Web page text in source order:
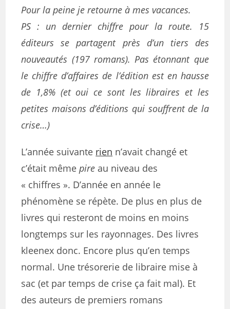
Pour la peine je retourne à mes vacances.
PS : un dernier chiffre pour la route. 15
éditeurs se partagent près d’un tiers des
nouveautés (197 romans). Pas étonnant que
le chiffre d’affaires de l’édition est en hausse
de 1,8% (et oui ce sont les libraires et les
petites maisons d’éditions qui souffrent de la
crise…)
L’année suivante rien n’avait changé et
c’était mêmepire au niveau des
« chiffres ». D’année en année le
phénomène se répète. De plus en plus de
livres qui resteront de moins en moins
longtemps sur les rayonnages. Des livres
kleenex donc. Encore plus qu’en temps
normal. Une trésorerie de libraire mise à
sac (et par temps de crise ça fait mal). Et
des auteurs de premiers romans